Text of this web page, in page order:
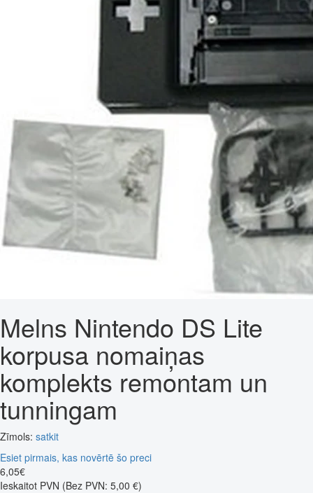
Melns Nintendo DS Lite
korpusa nomaiņas
komplekts remontam un
tunningam
Zīmols: satkit
Esiet pirmais, kas novērtē šo preci
6,05€
Ieskaitot PVN (Bez PVN: 5,00 €)